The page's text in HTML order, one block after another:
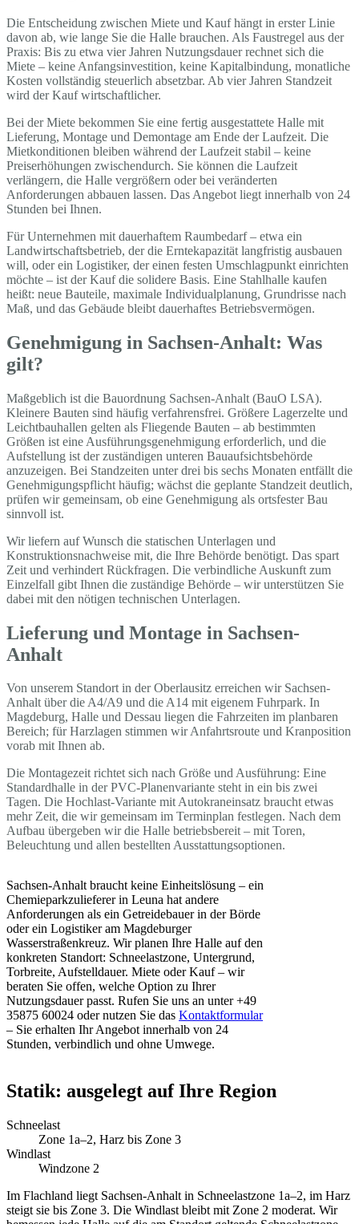
Die Entscheidung zwischen Miete und Kauf hängt in erster Linie
davon ab, wie lange Sie die Halle brauchen. Als Faustregel aus der
Praxis: Bis zu etwa vier Jahren Nutzungsdauer rechnet sich die
Miete – keine Anfangsinvestition, keine Kapitalbindung, monatliche
Kosten vollständig steuerlich absetzbar. Ab vier Jahren Standzeit
wird der Kauf wirtschaftlicher.
Bei der Miete bekommen Sie eine fertig ausgestattete Halle mit
Lieferung, Montage und Demontage am Ende der Laufzeit. Die
Mietkonditionen bleiben während der Laufzeit stabil – keine
Preiserhöhungen zwischendurch. Sie können die Laufzeit
verlängern, die Halle vergrößern oder bei veränderten
Anforderungen abbauen lassen. Das Angebot liegt innerhalb von 24
Stunden bei Ihnen.
Für Unternehmen mit dauerhaftem Raumbedarf – etwa ein
Landwirtschaftsbetrieb, der die Erntekapazität langfristig ausbauen
will, oder ein Logistiker, der einen festen Umschlagpunkt einrichten
möchte – ist der Kauf die solidere Basis. Eine Stahlhalle kaufen
heißt: neue Bauteile, maximale Individualplanung, Grundrisse nach
Maß, und das Gebäude bleibt dauerhaftes Betriebsvermögen.
Genehmigung in Sachsen-Anhalt: Was
gilt?
Maßgeblich ist die Bauordnung Sachsen-Anhalt (BauO LSA).
Kleinere Bauten sind häufig verfahrensfrei. Größere Lagerzelte und
Leichtbauhallen gelten als Fliegende Bauten – ab bestimmten
Größen ist eine Ausführungsgenehmigung erforderlich, und die
Aufstellung ist der zuständigen unteren Bauaufsichtsbehörde
anzuzeigen. Bei Standzeiten unter drei bis sechs Monaten entfällt die
Genehmigungspflicht häufig; wächst die geplante Standzeit deutlich,
prüfen wir gemeinsam, ob eine Genehmigung als ortsfester Bau
sinnvoll ist.
Wir liefern auf Wunsch die statischen Unterlagen und
Konstruktionsnachweise mit, die Ihre Behörde benötigt. Das spart
Zeit und verhindert Rückfragen. Die verbindliche Auskunft zum
Einzelfall gibt Ihnen die zuständige Behörde – wir unterstützen Sie
dabei mit den nötigen technischen Unterlagen.
Lieferung und Montage in Sachsen-
Anhalt
Von unserem Standort in der Oberlausitz erreichen wir Sachsen-
Anhalt über die A4/A9 und die A14 mit eigenem Fuhrpark. In
Magdeburg, Halle und Dessau liegen die Fahrzeiten im planbaren
Bereich; für Harzlagen stimmen wir Anfahrtsroute und Kranposition
vorab mit Ihnen ab.
Die Montagezeit richtet sich nach Größe und Ausführung: Eine
Standardhalle in der PVC-Planenvariante steht in ein bis zwei
Tagen. Die Hochlast-Variante mit Autokraneinsatz braucht etwas
mehr Zeit, die wir gemeinsam im Terminplan festlegen. Nach dem
Aufbau übergeben wir die Halle betriebsbereit – mit Toren,
Beleuchtung und allen bestellten Ausstattungsoptionen.
Sachsen-Anhalt braucht keine Einheitslösung – ein
Chemieparkzulieferer in Leuna hat andere
Anforderungen als ein Getreidebauer in der Börde
oder ein Logistiker am Magdeburger
Wasserstraßenkreuz. Wir planen Ihre Halle auf den
konkreten Standort: Schneelastzone, Untergrund,
Torbreite, Aufstelldauer. Miete oder Kauf – wir
beraten Sie offen, welche Option zu Ihrer
Nutzungsdauer passt. Rufen Sie uns an unter +49
35875 60024 oder nutzen Sie das Kontaktformular
– Sie erhalten Ihr Angebot innerhalb von 24
Stunden, verbindlich und ohne Umwege.
Statik: ausgelegt auf Ihre Region
Schneelast
Zone 1a–2, Harz bis Zone 3
Windlast
Windzone 2
Im Flachland liegt Sachsen-Anhalt in Schneelastzone 1a–2, im Harz
steigt sie bis Zone 3. Die Windlast bleibt mit Zone 2 moderat. Wir